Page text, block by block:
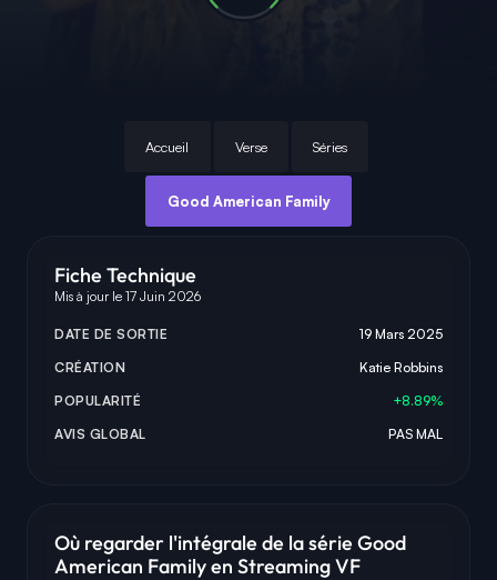
Accueil Verse Séries
Good American Family
Fiche Technique
Mis à jour le 17 Juin 2026
DATE DE SORTIE
19 Mars 2025
CRÉATION
Katie Robbins
POPULARITÉ
+8.89%
AVIS GLOBAL
PAS MAL
Où regarder l'intégrale de la série Good
American Family en Streaming VF